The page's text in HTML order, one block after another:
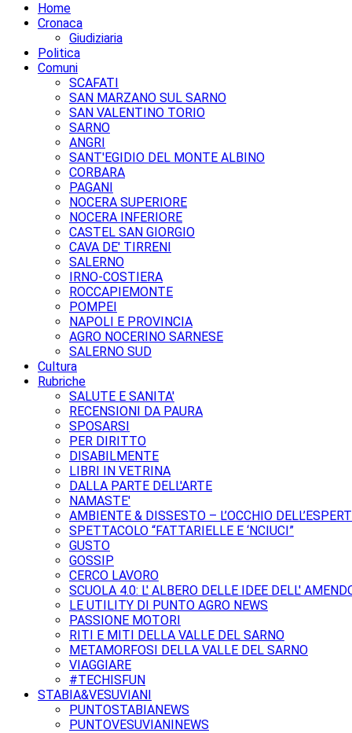
Home
Cronaca
Giudiziaria
Politica
Comuni
SCAFATI
SAN MARZANO SUL SARNO
SAN VALENTINO TORIO
SARNO
ANGRI
SANT'EGIDIO DEL MONTE ALBINO
CORBARA
PAGANI
NOCERA SUPERIORE
NOCERA INFERIORE
CASTEL SAN GIORGIO
CAVA DE' TIRRENI
SALERNO
IRNO-COSTIERA
ROCCAPIEMONTE
POMPEI
NAPOLI E PROVINCIA
AGRO NOCERINO SARNESE
SALERNO SUD
Cultura
Rubriche
SALUTE E SANITA'
RECENSIONI DA PAURA
SPOSARSI
PER DIRITTO
DISABILMENTE
LIBRI IN VETRINA
DALLA PARTE DELL'ARTE
NAMASTE'
AMBIENTE & DISSESTO – L’OCCHIO
SPETTACOLO “FATTARIELLE E ‘NCIUCI”
GUSTO
GOSSIP
CERCO LAVORO
SCUOLA 4.0: L' ALBERO DELLE IDEE DELL'
LE UTILITY DI PUNTO AGRO NEWS
PASSIONE MOTORI
RITI E MITI DELLA VALLE DEL SARNO
METAMORFOSI DELLA VALLE DEL SARNO
VIAGGIARE
#TECHISFUN
STABIA&VESUVIANI
PUNTOSTABIANEWS
PUNTOVESUVIANINEWS